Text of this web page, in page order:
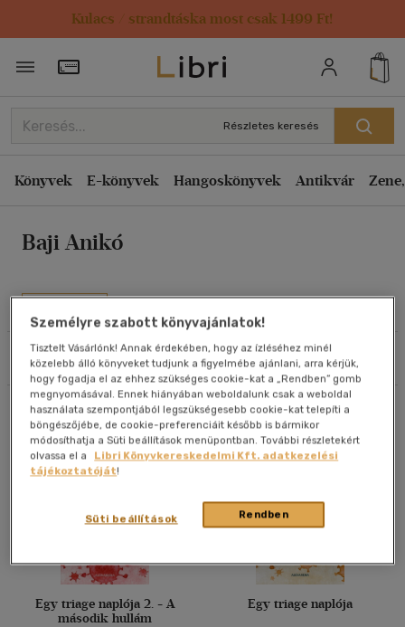
Kulacs / strandtáska most csak 1499 Ft!
Törzsvásárlói Kártya adatai
Részletes keresés
Könyvek E-könyvek Hangoskönyvek Antikvár
Baji Anikó
Művei
Szűrés Rendezés
Rendezés
Kiadás éve szerint csökkenő
Ár szerint csökkenő
Eladott darabszám szerint csökkenő
Cím szerint A-Z
Szerző szerint A-Z
Megjelenítés
20 db / oldal
40 db / oldal
Alkalmaz
Összesen4db
Egy triage naplója 2. - A
második hullám
Egy triage naplója
Személyre szabott könyvajánlatok!
Tisztelt Vásárlónk! Annak érdekében, hogy az ízléséhez minél
közelebb álló könyveket tudjunk a figyelmébe ajánlani, arra kérjük,
hogy fogadja el az ehhez szükséges cookie-kat a „Rendben” gomb
megnyomásával. Ennek hiányában weboldalunk csak a weboldal
használata szempontjából legszükségesebb cookie-kat telepíti a
böngészőjébe, de cookie-preferenciáit később is bármikor
módosíthatja a Süti beállítások menüpontban. További részletekért
olvassa el a
Libri Könyvkereskedelmi Kft. adatkezelési
tájékoztatóját!
Rendben
Süti beállítások